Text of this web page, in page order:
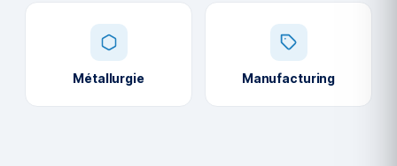
Métallurgie Manufacturing